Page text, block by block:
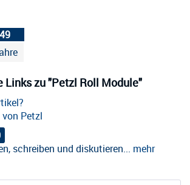
Links zu "Petzl Roll Module"
Petzl
schreiben und diskutieren... mehr